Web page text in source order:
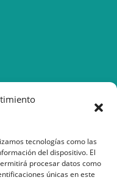
tecnologías como las
del dispositivo. El
procesar datos como
únicas en este